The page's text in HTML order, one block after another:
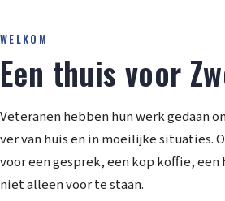
WELKOM
Een thuis voor
Veteranen hebben hun werk gedaan
ver van huis en in moeilijke situaties.
voor een gesprek, een kop koffie,
niet alleen voor te staan.